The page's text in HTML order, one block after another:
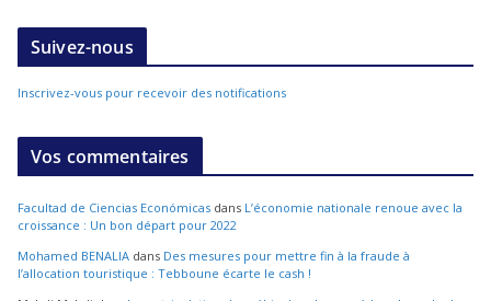
Suivez-nous
Inscrivez-vous pour recevoir des notifications
Vos commentaires
Facultad de Ciencias Económicas dans L’économie nationale renoue avec la
croissance : Un bon départ pour 2022
Mohamed BENALIA dans Des mesures pour mettre fin à la fraude à
l’allocation touristique : Tebboune écarte le cash !